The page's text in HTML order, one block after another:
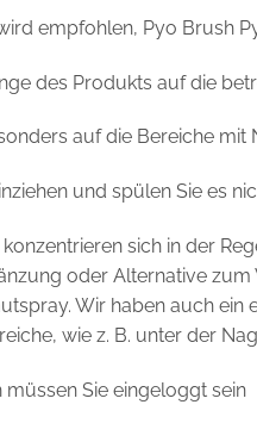
empfohlen, Pyo Brush
des Produkts auf die
auf die Bereiche
und spülen Sie es
sich in der
oder Alternative
Wir haben auch
wie z. B. unter der
Sie eingeloggt sein